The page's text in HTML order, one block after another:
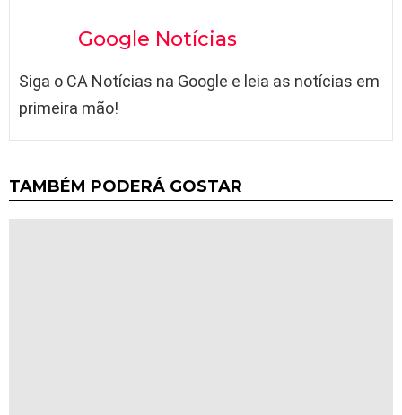
Google Notícias
Siga o CA Notícias na Google e leia as notícias em
primeira mão!
TAMBÉM PODERÁ GOSTAR